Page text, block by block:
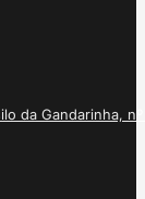
da Gandarinha, nº